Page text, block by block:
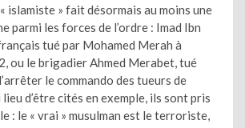
islamiste » fait désormais au moins une
parmi les forces de l’ordre : Imad Ibn
tué par Mohamed Merah à
ou le brigadier Ahmed Merabet, tué
le commando des tueurs de
lieu d’être cités en exemple, ils sont pris
: le « vrai » musulman est le terroriste,